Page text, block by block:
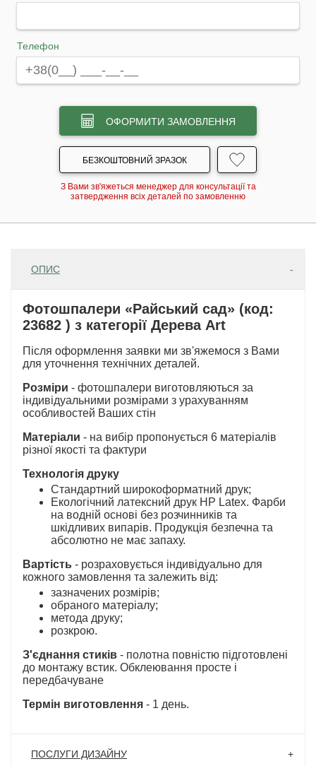
Телефон
ОФОРМИТИ ЗАМОВЛЕННЯ
БЕЗКОШТОВНИЙ ЗРАЗОК
З Вами зв'яжеться менеджер для консультації та
затвердження всіх деталей по замовленню
ОПИС
Фотошпалери «Райський сад» (код:
23682 ) з категорії Дерева Art
Після оформлення заявки ми зв'яжемося з Вами
для уточнення технічних деталей.
Розміри - фотошпалери виготовляються за
індивідуальними розмірами з урахуванням
особливостей Ваших стін
Матеріали - на вибір пропонується 6 матеріалів
різної якості та фактури
Технологія друку
Стандартний широкоформатний друк;
Екологічний латексний друк HP Latex. Фарби
на водній основі без розчинників та
шкідливих випарів. Продукція безпечна та
абсолютно не має запаху.
Вартість - розраховується індивідуально для
кожного замовлення та залежить від:
зазначених розмірів;
обраного матеріалу;
метода друку;
розкрою.
З'єднання стиків - полотна повністю підготовлені
до монтажу встик. Обклеювання просте і
передбачуване
Термін виготовлення - 1 день.
ПОСЛУГИ ДИЗАЙНУ